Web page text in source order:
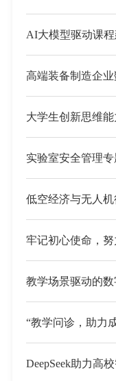
高端装备制造企
大学生创新思维
实验室安全管理
低空经济与无人
牢记初心使命，
教学场景驱动的